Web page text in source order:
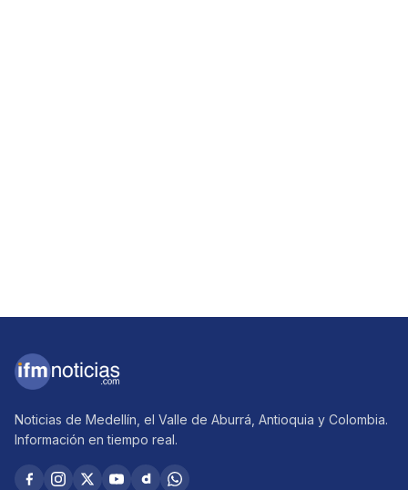
Noticias de Medellín, el Valle de Aburrá, Antioquia y Colombia.
Información en tiempo real.